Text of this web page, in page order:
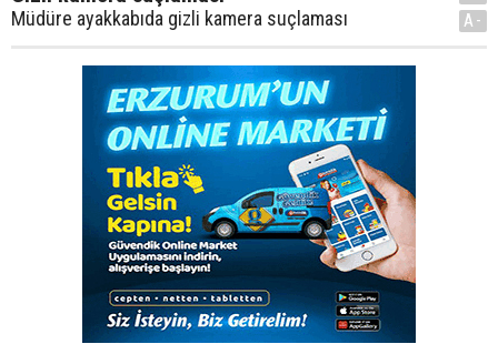
Müdüre ayakkabıda gizli kamera suçlaması
A-